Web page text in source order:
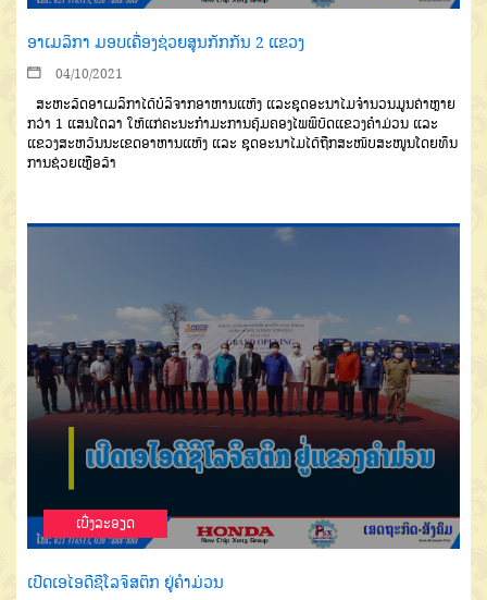
ອາເມລິກາ ມອບເຄື່ອງຊ່ວຍສູນກັກກັນ 2 ແຂວງ
04/10/2021
ສະຫະລັດອາເມລິກາໄດ້ບໍລິຈາກອາຫານແຫ້ງ ແລະຊຸດອະນາໄມຈຳນວນມູນຄ່າຫຼາຍ
ກວ່າ 1 ແສນໂດລາ ໃຫ້ແກ່ຄະນະກຳມະການຄຸ້ມຄອງໄພພິບັດແຂວງຄຳມ່ວນ ແລະ
ແຂວງສະຫວັນນະເຂດອາຫານແຫ້ງ ແລະ ຊຸດອະນາໄມໄດ້ຖືກສະໜັບສະໜູນໂດຍທຶນ
ການຊ່ວຍເຫຼືອລ້າ
ເບີ່ງລະອຽດ
ເປີດເອໄອດີຊີໂລຈິສຕິກ ຢູ່ຄຳມ່ວນ